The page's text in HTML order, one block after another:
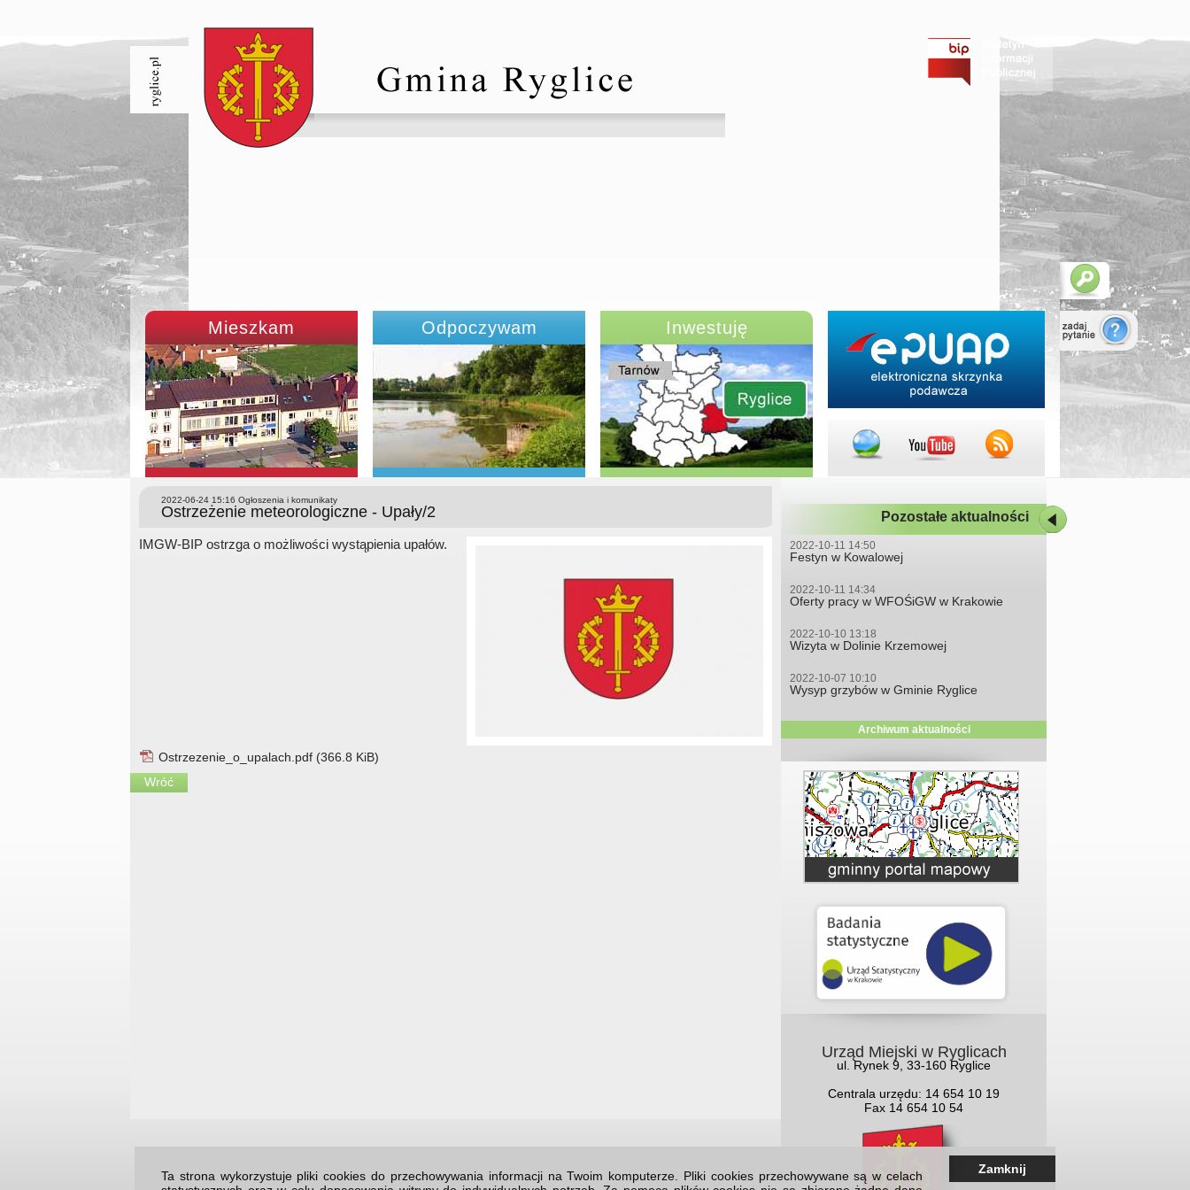
Mieszkam Odpoczywam Inwestuję
2022-06-24 15:16 Ogłoszenia i komunikaty
Ostrzeżenie meteorologiczne - Upały/2
IMGW-BIP ostrzga o możliwości wystąpienia upałów.
Ostrzezenie_o_upalach.pdf (366.8 KiB)
Wróć
Pozostałe aktualności
2022-10-11 14:50
Festyn w Kowalowej
2022-10-11 14:34
Oferty pracy w WFOŚiGW w Krakowie
2022-10-10 13:18
Wizyta w Dolinie Krzemowej
2022-10-07 10:10
Wysyp grzybów w Gminie Ryglice
Archiwum aktualności
Urząd Miejski w Ryglicach
ul. Rynek 9, 33-160 Ryglice
Centrala urzędu: 14 654 10 19
Fax 14 654 10 54
Ta strona wykorzystuje pliki cookies do przechowywania informacji na Twoim komputerze. Pliki cookies przechowywane są w celach
Zamknij